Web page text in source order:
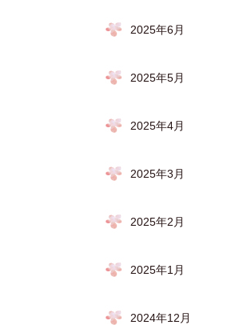
2025年6月
2025年5月
2025年4月
2025年3月
2025年2月
2025年1月
2024年12月